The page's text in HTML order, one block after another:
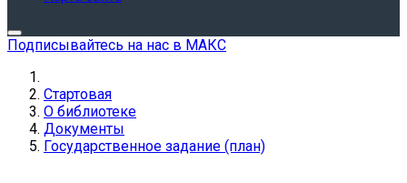
Подписывайтесь на нас в МАКС
Стартовая
О библиотеке
Документы
Государственное задание (план)